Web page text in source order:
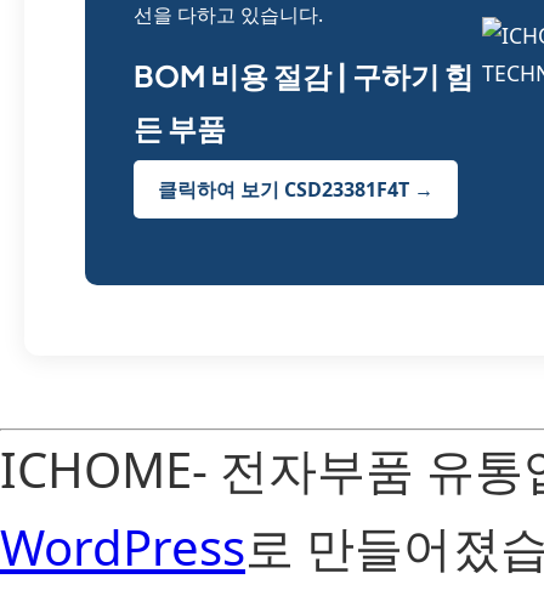
선을 다하고 있습니다.
BOM 비용 절감 | 구하기 힘
든 부품
클릭하여 보기 CSD23381F4T →
ICHOME- 전자부품 유
WordPress로 만들어졌